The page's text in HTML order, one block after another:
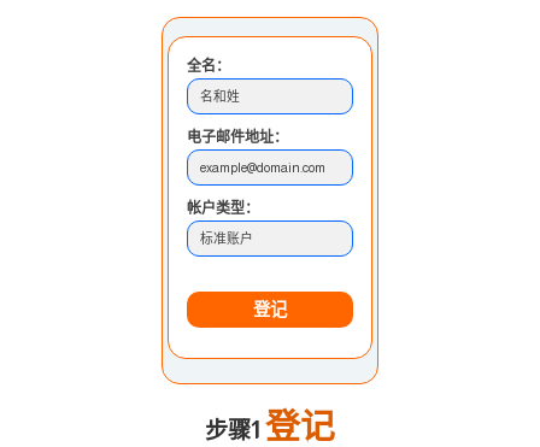
全名：
名和姓
电子邮件地址：
example@domain.com
帐户类型：
标准账户
登记
步骤1 登记